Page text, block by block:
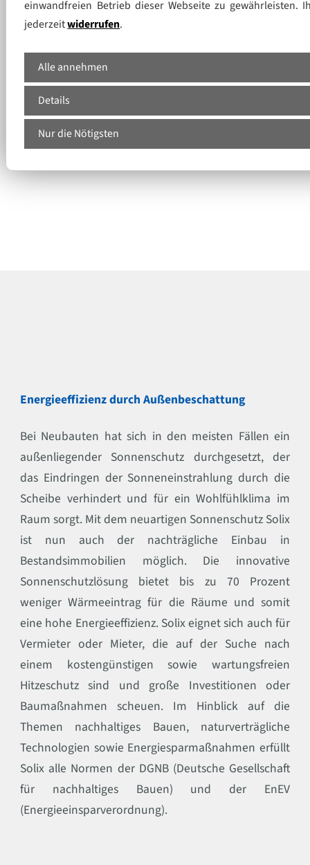
Energieeffizienz durch Außenbeschattung
Bei Neubauten hat sich in den meisten Fällen ein
außenliegender Sonnenschutz durchgesetzt, der
das Eindringen der Sonneneinstrahlung durch die
Scheibe verhindert und für ein Wohlfühlklima im
Raum sorgt. Mit dem neuartigen Sonnenschutz Solix
ist nun auch der nachträgliche Einbau in
Bestandsimmobilien möglich. Die innovative
Sonnenschutzlösung bietet bis zu 70 Prozent
weniger Wärmeeintrag für die Räume und somit
eine hohe Energieeffizienz. Solix eignet sich auch für
Vermieter oder Mieter, die auf der Suche nach
einem kostengünstigen sowie wartungsfreien
Hitzeschutz sind und große Investitionen oder
Baumaßnahmen scheuen. Im Hinblick auf die
Themen nachhaltiges Bauen, naturverträgliche
Technologien sowie Energiesparmaßnahmen erfüllt
Solix alle Normen der DGNB (Deutsche Gesellschaft
für nachhaltiges Bauen) und der EnEV
(Energieeinsparverordnung).
einwandfreien Betrieb dieser Webseite zu gewährleisten.
jederzeitwiderrufen.
Alle annehmen
Details
Nur die Nötigsten